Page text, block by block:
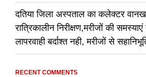
दतिया जिला अस्पताल का कलेक्टर
रात्रिकालीन निरीक्षण,मरीजों की
लापरवाही बर्दाश्त नही, मरीजों से
RECENT COMMENTS